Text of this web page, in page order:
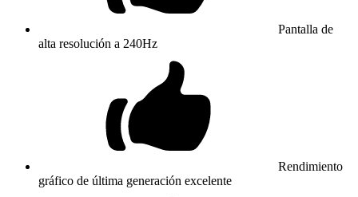
Pantalla de
alta resolución a 240Hz
Rendimiento
gráfico de última generación excelente